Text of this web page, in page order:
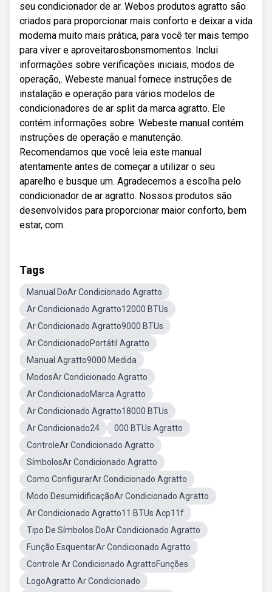
seu condicionador de ar. Webos produtos agratto são
criados para proporcionar mais conforto e deixar a vida
moderna muito mais prática, para você ter mais tempo
para viver e aproveitarosbonsmomentos. Inclui
informações sobre verificações iniciais, modos de
operação,. Webeste manual fornece instruções de
instalação e operação para vários modelos de
condicionadores de ar split da marca agratto. Ele
contém informações sobre. Webeste manual contém
instruções de operação e manutenção.
Recomendamos que você leia este manual
atentamente antes de começar a utilizar o seu
aparelho e busque um. Agradecemos a escolha pelo
condicionador de ar agratto. Nossos produtos são
desenvolvidos para proporcionar maior conforto, bem
estar, com.
Tags
Manual DoAr Condicionado Agratto
Ar Condicionado Agratto12000 BTUs
Ar Condicionado Agratto9000 BTUs
Ar CondicionadoPortátil Agratto
Manual Agratto9000 Medida
ModosAr Condicionado Agratto
Ar CondicionadoMarca Agratto
Ar Condicionado Agratto18000 BTUs
Ar Condicionado24
000 BTUs Agratto
ControleAr Condicionado Agratto
SímbolosAr Condicionado Agratto
Como ConfigurarAr Condicionado Agratto
Modo DesumidificaçãoAr Condicionado Agratto
Ar Condicionado Agratto11 BTUs Acp11f
Tipo De Símbolos DoAr Condicionado Agratto
Função EsquentarAr Condicionado Agratto
Controle Ar Condicionado AgrattoFunções
LogoAgratto Ar Condicionado